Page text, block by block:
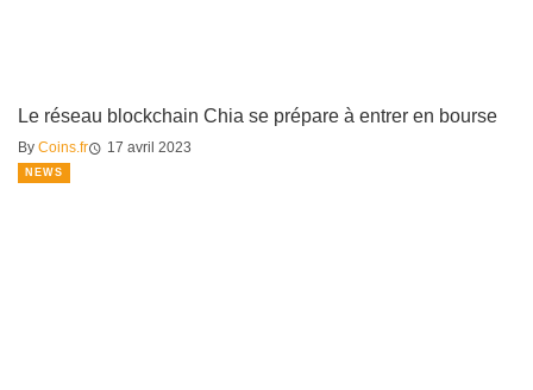
Le réseau blockchain Chia se prépare à entrer en bourse
By Coins.fr 17 avril 2023
NEWS